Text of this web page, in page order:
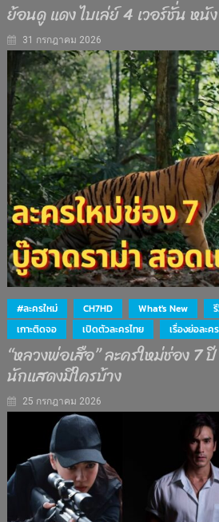
ย้อนดู แดง ไบเล่ย์ 4 เวอร์ชั่น หนั
31 กรกฎาคม 2026
#ละครใหม่ CH7HD What's New
เกาะติดจอ
เปิดตัวละครไทย เรื่องย่อละคร
“หลวงพ่อเสือ” ละครใหม่ช่อง 7
นักแสดงมีใครบ้าง
25 กรกฎาคม 2026